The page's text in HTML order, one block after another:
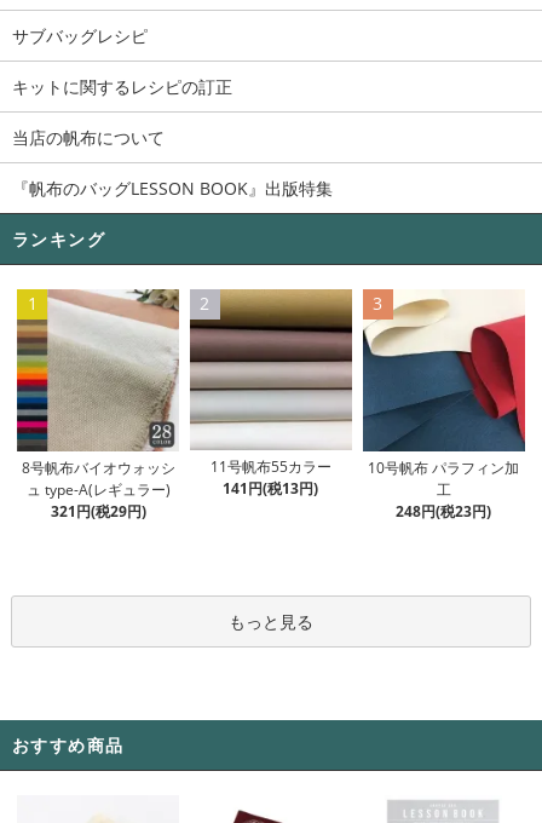
サブバッグレシピ
キットに関するレシピの訂正
当店の帆布について
『帆布のバッグLESSON BOOK』出版特集
ランキング
1
8号帆布バイオウォッシ
ュ type-A(レギュラー)
321円(税29円)
2
11号帆布55カラー
141円(税13円)
3
10号帆布 パラフィン加
工
248円(税23円)
もっと見る
おすすめ商品